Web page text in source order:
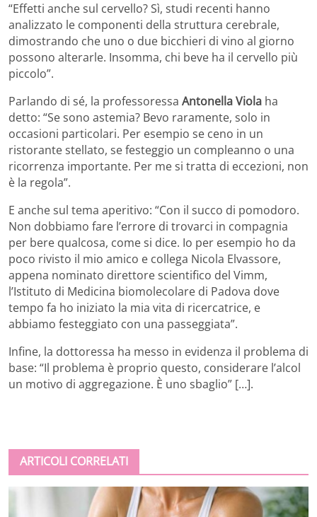
“Effetti anche sul cervello? Sì, studi recenti hanno
analizzato le componenti della struttura cerebrale,
dimostrando che uno o due bicchieri di vino al giorno
possono alterarle. Insomma, chi beve ha il cervello più
piccolo”.
Parlando di sé, la professoressa Antonella Viola ha
detto: “Se sono astemia? Bevo raramente, solo in
occasioni particolari. Per esempio se ceno in un
ristorante stellato, se festeggio un compleanno o una
ricorrenza importante. Per me si tratta di eccezioni, non
è la regola”.
E anche sul tema aperitivo: “Con il succo di pomodoro.
Non dobbiamo fare l’errore di trovarci in compagnia
per bere qualcosa, come si dice. Io per esempio ho da
poco rivisto il mio amico e collega Nicola Elvassore,
appena nominato direttore scientifico del Vimm,
l’Istituto di Medicina biomolecolare di Padova dove
tempo fa ho iniziato la mia vita di ricercatrice, e
abbiamo festeggiato con una passeggiata”.
Infine, la dottoressa ha messo in evidenza il problema di
base: “Il problema è proprio questo, considerare l’alcol
un motivo di aggregazione. È uno sbaglio” […].
ARTICOLI CORRELATI